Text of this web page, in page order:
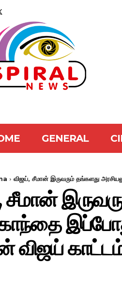
GENERAL
விஜய், சீமான் இருவரும் தங்களது
சீமான்
விஜய்